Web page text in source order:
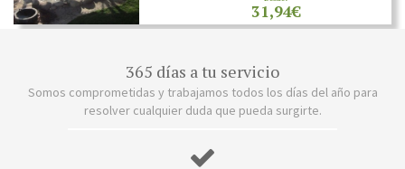
31,94€
365 días a tu servicio
Somos comprometidas y trabajamos todos los días del año para
resolver cualquier duda que pueda surgirte.